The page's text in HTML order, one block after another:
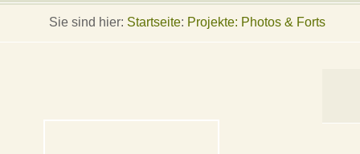
Sie sind hier: Startseite: Projekte: Photos & Forts